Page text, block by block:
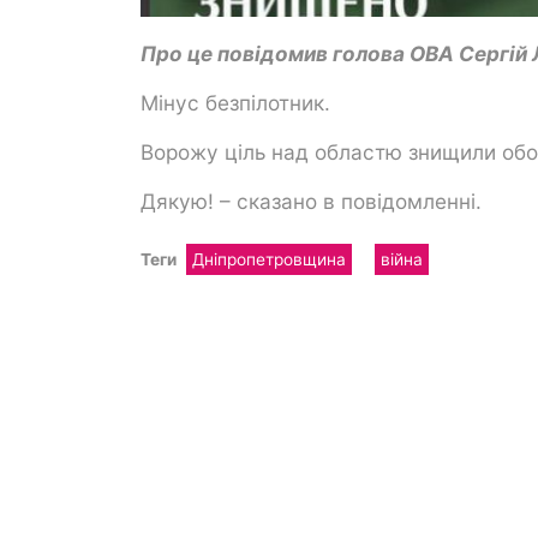
Про це повідомив голова ОВА Сергій
Мінус безпілотник.
Ворожу ціль над областю знищили
Дякую! – сказано в повідомленні.
Теги Дніпропетровщина війна